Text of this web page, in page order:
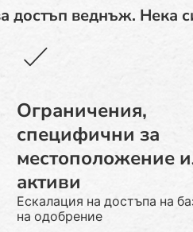
достъп веднъж. Нека
Ограничения,
специфични за
местоположение
активи
Ескалация на достъпа на
на одобрение